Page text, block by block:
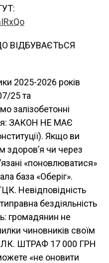
ВІДБУВАЄТЬСЯ
2025-2026 років
25 та
залізобетонні
ЗАКОН НЕ МАЄ
Якщо ви
здоров’я чи через
«поновлюватися»
база «Оберіг».
Невідповідність
бездіяльність
громадянин не
чиновників своїм
ШТРАФ 17 000 ГРН
«не оновити